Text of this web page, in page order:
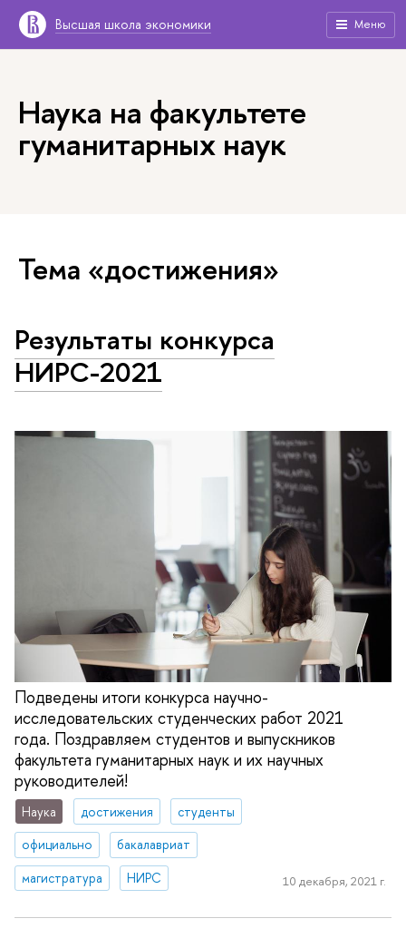
Высшая школа экономики Меню
Наука на факультете
гуманитарных наук
Тема «достижения»
Результаты конкурса
НИРС-2021
Подведены итоги конкурса научно-
исследовательских студенческих работ 2021
года. Поздравляем студентов и выпускников
факультета гуманитарных наук и их научных
руководителей!
Наука достижения
студенты
официально
бакалавриат
магистратура
НИРС 10 декабря, 2021 г.